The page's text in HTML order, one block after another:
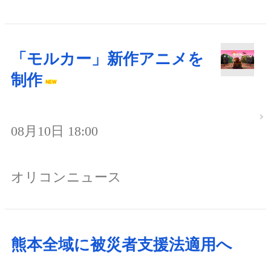
「モルカー」新作アニメを
制作
08月10日 18:00
オリコンニュース
熊本全域に被災者支援法適用へ